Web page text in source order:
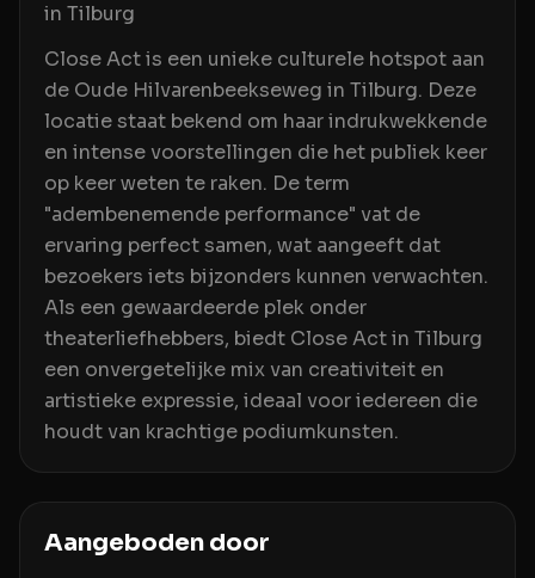
in Tilburg
Close Act is een unieke culturele hotspot aan
de Oude Hilvarenbeekseweg in Tilburg. Deze
locatie staat bekend om haar indrukwekkende
en intense voorstellingen die het publiek keer
op keer weten te raken. De term
"adembenemende performance" vat de
ervaring perfect samen, wat aangeeft dat
bezoekers iets bijzonders kunnen verwachten.
Als een gewaardeerde plek onder
theaterliefhebbers, biedt Close Act in Tilburg
een onvergetelijke mix van creativiteit en
artistieke expressie, ideaal voor iedereen die
houdt van krachtige podiumkunsten.
Aangeboden door